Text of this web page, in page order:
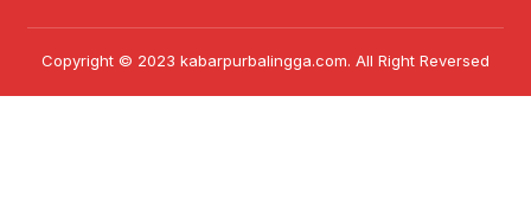
Copyright © 2023 kabarpurbalingga.com. All Right Reversed